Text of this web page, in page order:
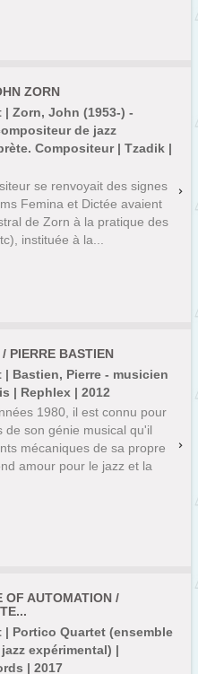
ZORN
Zorn, John (1953-) -
de jazz
Compositeur | Tzadik |
se renvoyait des signes
Femina et Dictée avaient
de Zorn à la pratique des
instituée à la...
PIERRE BASTIEN
| Bastien, Pierre - musicien
| Rephlex | 2012
1980, il est connu pour
de son génie musical qu'il
mécaniques de sa propre
amour pour le jazz et la
OF AUTOMATION /
| Portico Quartet (ensemble
expérimental) |
| 2017